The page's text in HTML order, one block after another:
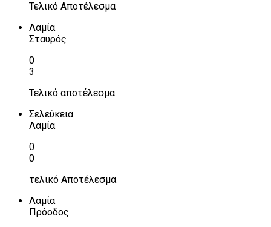
Τελικό Αποτέλεσμα
Λαμία
Σταυρός
0
3
Τελικό αποτέλεσμα
Σελεύκεια
Λαμία
0
0
τελικό Αποτέλεσμα
Λαμία
Πρόοδος